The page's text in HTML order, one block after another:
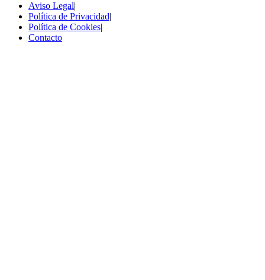
Aviso Legal|
Política de Privacidad|
Política de Cookies|
Contacto